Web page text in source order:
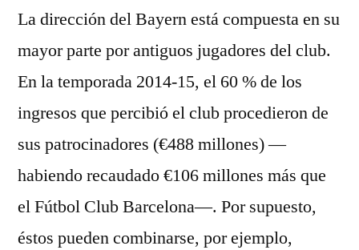
La dirección del Bayern está compuesta en su
mayor parte por antiguos jugadores del club.
En la temporada 2014-15, el 60 % de los
ingresos que percibió el club procedieron de
sus patrocinadores (€488 millones) —
habiendo recaudado €106 millones más que
el Fútbol Club Barcelona—. Por supuesto,
éstos pueden combinarse, por ejemplo,